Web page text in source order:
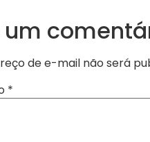
um
de e-mail não será
*